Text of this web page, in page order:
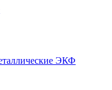
ЭКФ